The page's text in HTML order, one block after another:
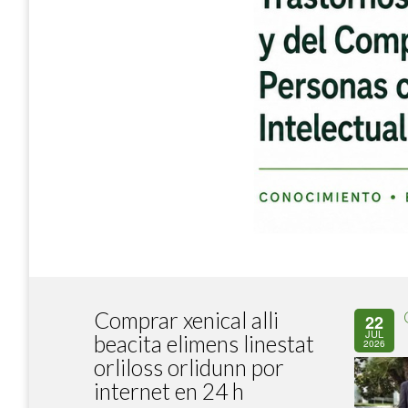
Comprar xenical alli
beacita elimens linestat
orliloss orlidunn por
internet en 24 h
22
JUL
2026